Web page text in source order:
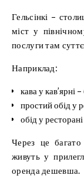
Гельсінкі –
міст у
послуги там
Наприклад:
кава у кав’ярні
простий обід у
обід у
Через це багато
живуть у
оренда дешевша.